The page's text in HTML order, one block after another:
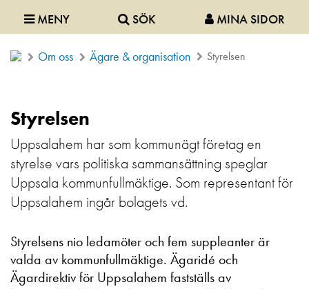
MENY SÖK MINA SIDOR
Om oss Ägare & organisation Styrelsen
Styrelsen
Uppsalahem har som kommunägt företag en
styrelse vars politiska sammansättning speglar
Uppsala kommunfullmäktige. Som representant för
Uppsalahem ingår bolagets vd.
Styrelsens nio ledamöter och fem suppleanter är
valda av kommunfullmäktige. Ägaridé och
Ägardirektiv för Uppsalahem fastställs av